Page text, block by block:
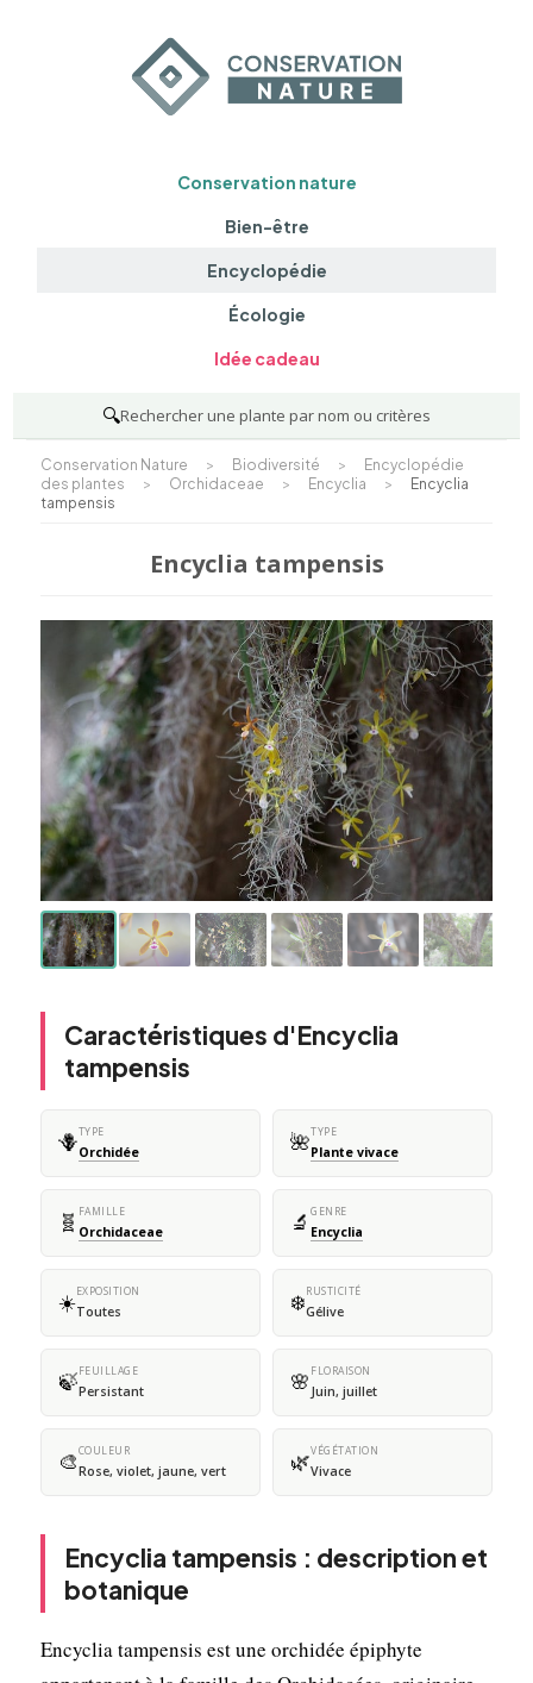
Conservation nature
Bien-être
Encyclopédie
Écologie
Idée cadeau
🔍Rechercher une plante par nom ou critères
Conservation Nature > Biodiversité >
Encyclopédie
des plantes
> Orchidaceae > Encyclia >
Encyclia
tampensis
Encyclia tampensis
Caractéristiques d'Encyclia
tampensis
🪻TYPE
Orchidée 🌺TYPE
Plante vivace
🧬 FAMILLE
Orchidaceae 🔬 GENRE
Encyclia
☀️EXPOSITION
Toutes ❄️RUSTICITÉ
Gélive
🍃FEUILLAGE
Persistant 🌸 FLORAISON
Juin, juillet
🎨COULEUR
Rose, violet, jaune, vert 🌿VÉGÉTATION
Vivace
Encyclia tampensis : description et
botanique
Encyclia tampensis est une orchidée épiphyte